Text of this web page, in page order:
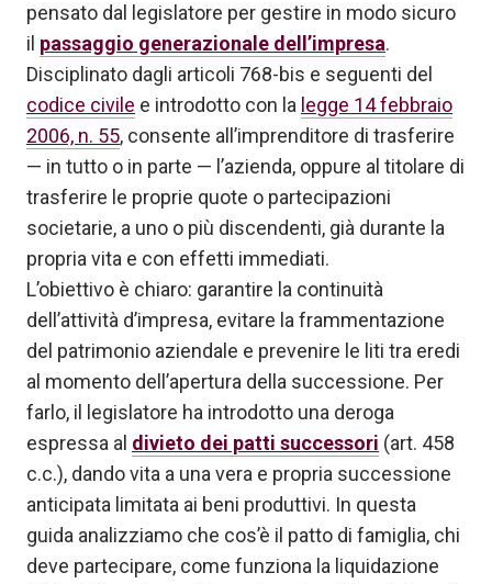
pensato dal legislatore per gestire in modo sicuro
il passaggio generazionale dell’impresa.
Disciplinato dagli articoli 768-bis e seguenti del
codice civile e introdotto con la legge 14 febbraio
2006, n. 55, consente all’imprenditore di trasferire
— in tutto o in parte — l’azienda, oppure al titolare di
trasferire le proprie quote o partecipazioni
societarie, a uno o più discendenti, già durante la
propria vita e con effetti immediati.
L’obiettivo è chiaro: garantire la continuità
dell’attività d’impresa, evitare la frammentazione
del patrimonio aziendale e prevenire le liti tra eredi
al momento dell’apertura della successione. Per
farlo, il legislatore ha introdotto una deroga
espressa al divieto dei patti successori (art. 458
c.c.), dando vita a una vera e propria successione
anticipata limitata ai beni produttivi. In questa
guida analizziamo che cos’è il patto di famiglia, chi
deve partecipare, come funziona la liquidazione